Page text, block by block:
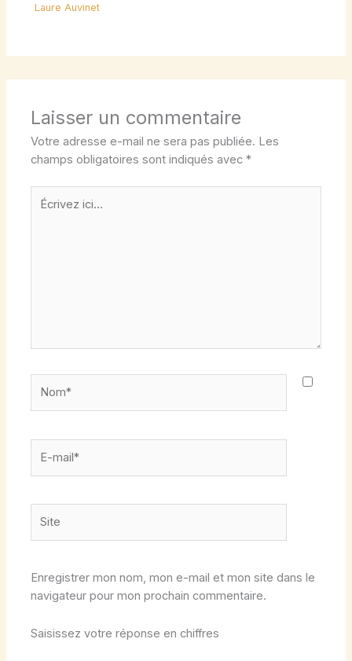
Laure Auvinet
Laisser un commentaire
Votre adresse e-mail ne sera pas publiée. Les
champs obligatoires sont indiqués avec*
ici…
mail*
Enregistrer mon nom, mon e-mail et mon site dans le
navigateur pour mon prochain commentaire.
Saisissez votre réponse en chiffres